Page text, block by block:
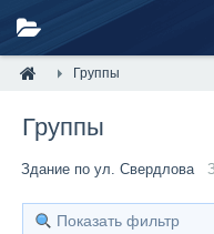
Группы
Группы
Здание по ул. Свердлова
Показать фильтр